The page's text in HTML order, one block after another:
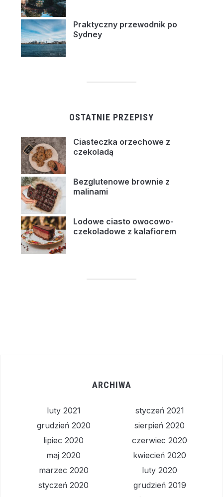
Praktyczny przewodnik po
Sydney
OSTATNIE PRZEPISY
Ciasteczka orzechowe z
czekoladą
Bezglutenowe brownie z
malinami
Lodowe ciasto owocowo-
czekoladowe z kalafiorem
ARCHIWA
luty 2021
styczeń 2021
grudzień 2020
sierpień 2020
lipiec 2020
czerwiec 2020
maj 2020
kwiecień 2020
marzec 2020
luty 2020
styczeń 2020
grudzień 2019